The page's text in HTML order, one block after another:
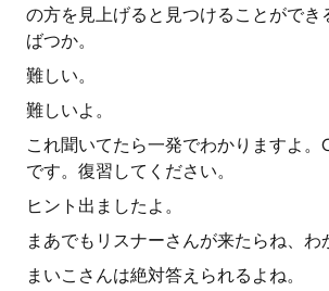
の方を見上げると見つけることができ
ばつか。
難しい。
難しいよ。
これ聞いてたら一発でわかりますよ。
です。復習してください。
ヒント出ましたよ。
まあでもリスナーさんが来たらね、わ
まいこさんは絶対答えられるよね。